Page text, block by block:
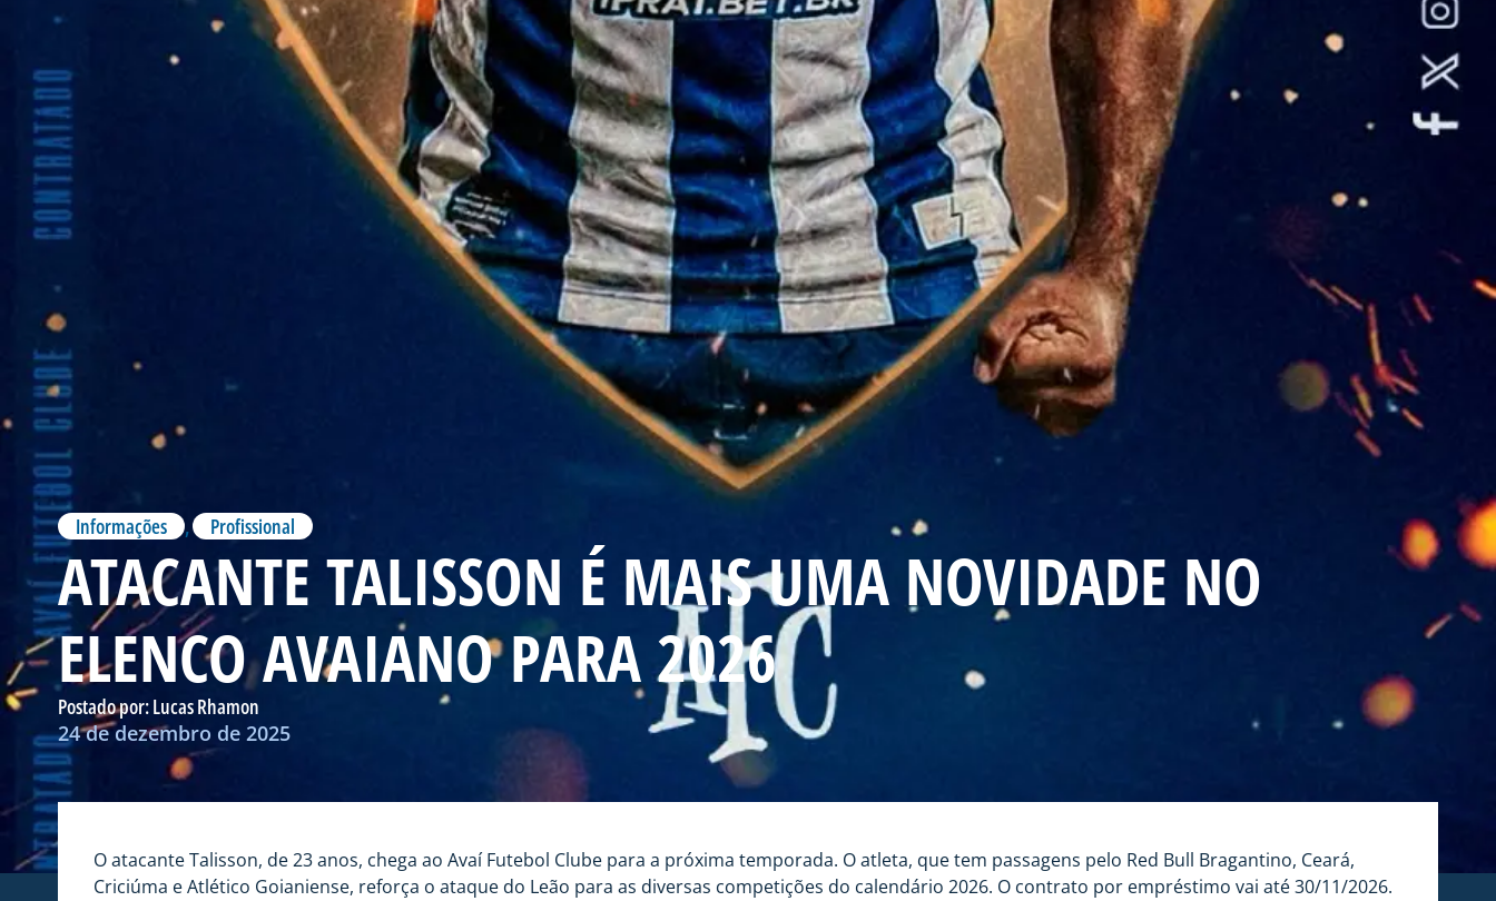
Informações , Profissional
ATACANTE TALISSON É MAIS UMA NOVIDADE NO
ELENCO AVAIANO PARA 2026
Postado por:Lucas Rhamon
24 de dezembro de 2025
O atacante Talisson, de 23 anos, chega ao Avaí Futebol Clube para a próxima temporada. O atleta, que tem passagens pelo Red Bull Bragantino, Ceará,
Criciúma e Atlético Goianiense, reforça o ataque do Leão para as diversas competições do calendário 2026. O contrato por empréstimo vai até 30/11/2026.